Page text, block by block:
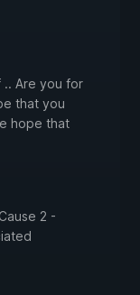
.. Are you for
that you
hope that
2 -